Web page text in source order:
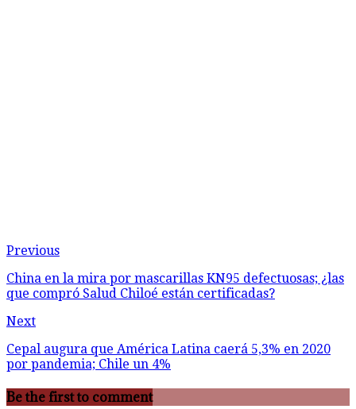
Previous
China en la mira por mascarillas KN95 defectuosas; ¿las
que compró Salud Chiloé están certificadas?
Next
Cepal augura que América Latina caerá 5,3% en 2020
por pandemia; Chile un 4%
Be the first to comment